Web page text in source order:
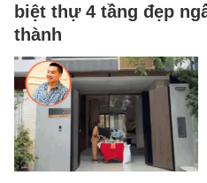
biệt thự 4 tầng đẹp
thành